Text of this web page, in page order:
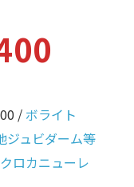
/ ボライト
ジュビダーム等
ロカニューレ